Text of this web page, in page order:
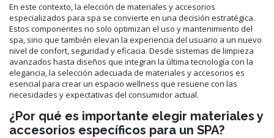
En este contexto, la elección de materiales y accesorios
especializados para spa se convierte en una decisión estratégica.
Estos componentes no solo optimizan el uso y mantenimiento del
spa, sino que también elevan la experiencia del usuario a un nuevo
nivel de confort, seguridad y eficacia. Desde sistemas de limpieza
avanzados hasta diseños que integran la última tecnología con la
elegancia, la selección adecuada de materiales y accesorios es
esencial para crear un espacio wellness que resuene con las
necesidades y expectativas del consumidor actual.
¿Por qué es importante elegir materiales y
accesorios específicos para un SPA?